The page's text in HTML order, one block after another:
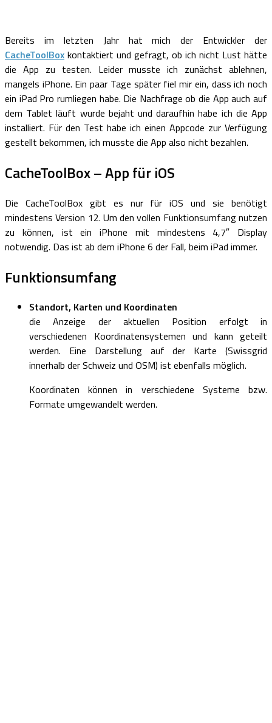
Bereits im letzten Jahr hat mich der Entwickler der
CacheToolBox kontaktiert und gefragt, ob ich nicht Lust hätte
die App zu testen. Leider musste ich zunächst ablehnen,
mangels iPhone. Ein paar Tage später fiel mir ein, dass ich noch
ein iPad Pro rumliegen habe. Die Nachfrage ob die App auch auf
dem Tablet läuft wurde bejaht und daraufhin habe ich die App
installiert. Für den Test habe ich einen Appcode zur Verfügung
gestellt bekommen, ich musste die App also nicht bezahlen.
CacheToolBox – App für iOS
Die CacheToolBox gibt es nur für iOS und sie benötigt
mindestens Version 12. Um den vollen Funktionsumfang nutzen
zu können, ist ein iPhone mit mindestens 4,7″ Display
notwendig. Das ist ab dem iPhone 6 der Fall, beim iPad immer.
Funktionsumfang
Standort, Karten und Koordinaten
die Anzeige der aktuellen Position erfolgt in
verschiedenen Koordinatensystemen und kann geteilt
werden. Eine Darstellung auf der Karte (Swissgrid
innerhalb der Schweiz und OSM) ist ebenfalls möglich.
Koordinaten können in verschiedene Systeme bzw.
Formate umgewandelt werden.